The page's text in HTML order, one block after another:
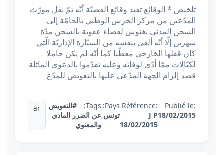
تلخيص * الوقائع تفيد وقائع القضيّة أنّه تمّ نقل مورّث
المدّعين من مركز الحرس الوطني بالحامّة إلى
السجن المدني بغنوش لقضاء عقوبة بالسجن مدّة
شهرين إلّا أنّه ألقى بنفسه من السيّارة الإداريّة الّتي
كان قفلها الخارجي معطّبا كما أنّه لم يكن حاملا
لكبّالات ممّا أدّى لوفاته وعليه تقدّموا بالدعوى الماثلة
قصد إلزام الجهة المدّعى عليها بالتعويض للمدّع
Publié le:
18/02/2015
Référence:
J P
18/02/2015
Pays:
تونس,
Tags:
#التعويض
عن الضرر المادي
والمعنوي
ar